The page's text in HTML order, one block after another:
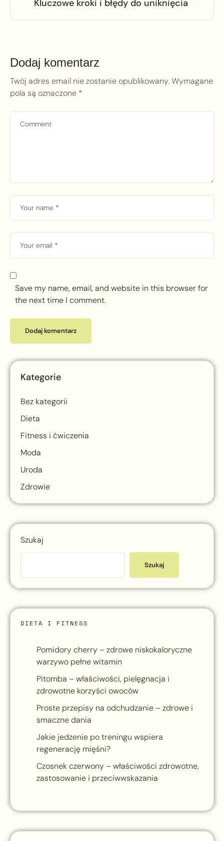
Kluczowe kroki i błędy do uniknięcia
Dodaj komentarz
Twój adres email nie zostanie opublikowany.Wymagane
pola są oznaczone *
Save my name, email, and website in this browser for
the next time I comment.
Kategorie
Bez kategorii
Dieta
Fitness i ćwiczenia
Moda
Uroda
Zdrowie
Szukaj
Szukaj
DIETA I FITNESS
Pomidory cherry – zdrowe niskokaloryczne
warzywo pełne witamin
Pitomba – właściwości, pielęgnacja i
zdrowotne korzyści owoców
Proste przepisy na odchudzanie – zdrowe i
smaczne dania
Jakie jedzenie po treningu wspiera
regenerację mięśni?
Czosnek czerwony – właściwości zdrowotne,
zastosowanie i przeciwwskazania